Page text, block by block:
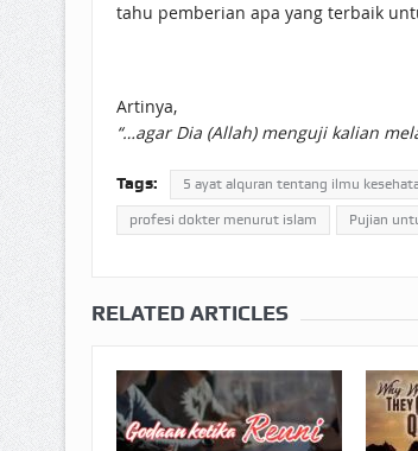
tahu pemberian apa yang terbaik
Artinya,
“…agar Dia (Allah) menguji kalian
Tags: 5 ayat alquran tentang ilmu
profesi dokter menurut islam Pujian
RELATED ARTICLES